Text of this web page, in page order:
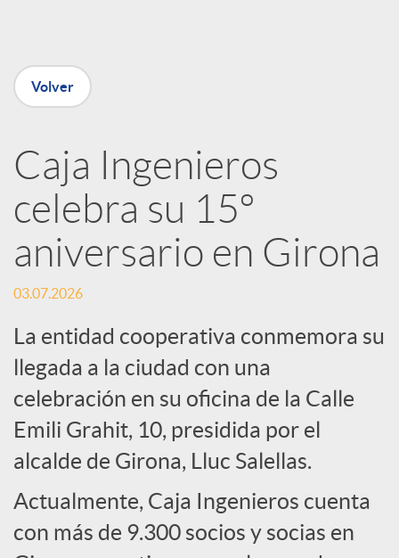
e
R
e
d
e
s
S
o
Volver
Caja Ingenieros
celebra su 15º
aniversario en Girona
03.07.2026
La entidad cooperativa conmemora su
llegada a la ciudad con una
celebración en su oficina de la Calle
Emili Grahit, 10, presidida por el
alcalde de Girona, Lluc Salellas.
Actualmente, Caja Ingenieros cuenta
con más de 9.300 socios y socias en